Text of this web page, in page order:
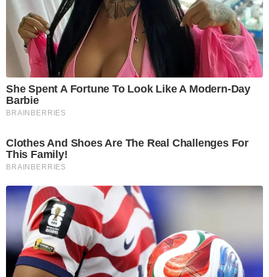
She Spent A Fortune To Look Like A Modern-Day
Barbie
BRAINBERRIES
Clothes And Shoes Are The Real Challenges For
This Family!
BRAINBERRIES